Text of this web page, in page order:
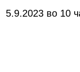
5.9.2023 во 10